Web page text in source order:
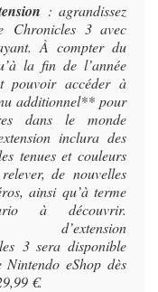
: agrandissez
Chronicles 3 avec
À compter du
la fin de l’année
pouvoir accéder à
additionnel** pour
dans le monde
inclura des
tenues et couleurs
de nouvelles
ainsi qu’à terme
à découvrir.
3 sera disponible
eShop dès
€.